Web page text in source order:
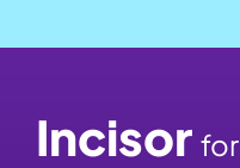
Incisor for